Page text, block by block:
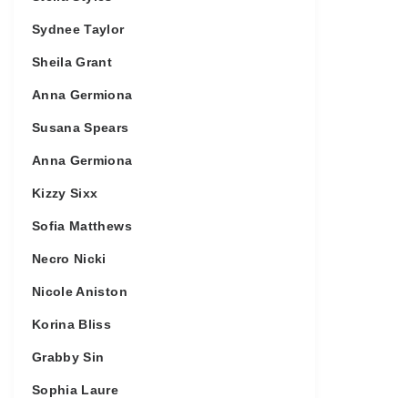
Sydnee Taylor
Sheila Grant
Anna Germiona
Susana Spears
Anna Germiona
Kizzy Sixx
Sofia Matthews
Necro Nicki
Nicole Aniston
Korina Bliss
Grabby Sin
Sophia Laure